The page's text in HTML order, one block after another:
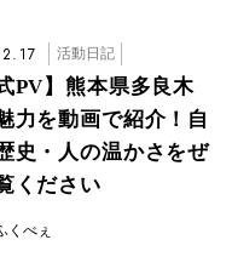
活動日記
PV】熊本県多良木
力を動画で紹介！自
史・人の温かさをぜ
ください
くべぇ